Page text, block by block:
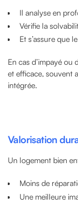
Il analyse en
Vérifie la
Et s’assure que
En cas d’impayé
et efficace, souvent
intégrée.
Valorisation
Un logement bien
Moins de
Une meilleure